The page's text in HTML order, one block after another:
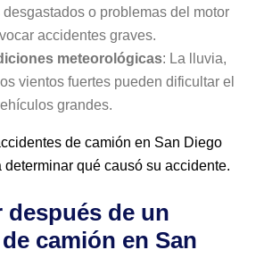
desgastados o problemas del motor
accidentes graves.
meteorológicas: La lluvia,
vientos fuertes pueden dificultar el
grandes.
de camión en San Diego
determinar qué causó su accidente.
después de un
camión en San